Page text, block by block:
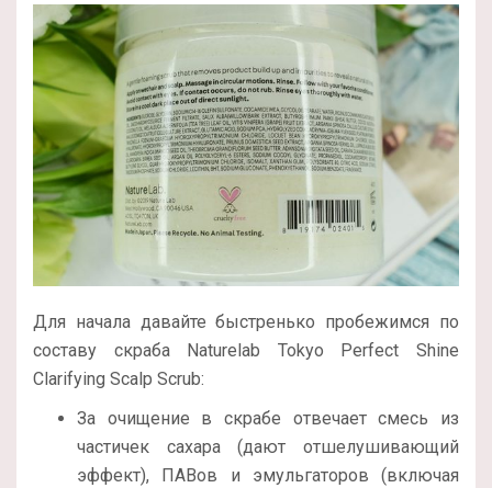
Для начала давайте быстренько пробежимся по
составу скраба Naturelab Tokyo Perfect Shine
Clarifying Scalp Scrub:
За очищение в скрабе отвечает смесь из
частичек сахара (дают отшелушивающий
эффект), ПАВов и эмульгаторов (включая